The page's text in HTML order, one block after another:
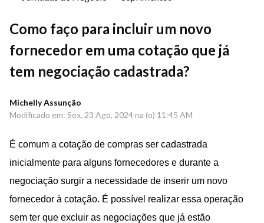
Como faço para incluir um novo
fornecedor em uma cotação que já
tem negociação cadastrada?
Michelly Assunção
Modificado em: Sex, 23 Ago, 2024 na (o) 11:45 AM
É comum a cotação de compras ser cadastrada
inicialmente para alguns fornecedores e durante a
negociação surgir a necessidade de inserir um novo
fornecedor à cotação. É possível realizar essa operação
sem ter que excluir as negociações que já estão